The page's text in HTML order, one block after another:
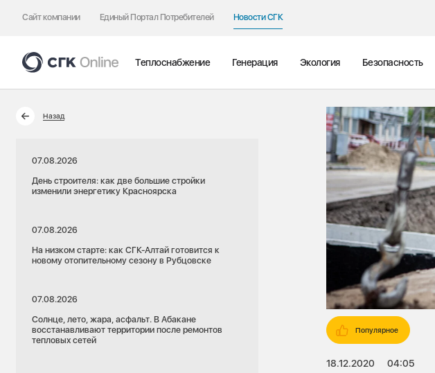
Сайт компании Единый Портал Потребителей Новости СГК
Теплоснабжение Генерация Экология Безопасность
Назад
07.08.2026
День строителя: как две большие стройки
изменили энергетику Красноярска
07.08.2026
На низком старте: как СГК-Алтай готовится к
новому отопительному сезону в Рубцовске
07.08.2026
Солнце, лето, жара, асфальт. В Абакане
восстанавливают территории после ремонтов
тепловых сетей
Популярное
18.12.2020 04:05